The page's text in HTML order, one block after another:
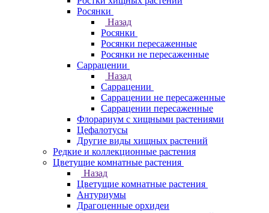
Росянки
Назад
Росянки
Росянки пересаженные
Росянки не пересаженные
Саррацении
Назад
Саррацении
Саррацении не пересаженные
Саррацении пересаженные
Флорариум с хищными растениями
Цефалотусы
Другие виды хищных растений
Редкие и коллекционные растения
Цветущие комнатные растения
Назад
Цветущие комнатные растения
Антуриумы
Драгоценные орхидеи